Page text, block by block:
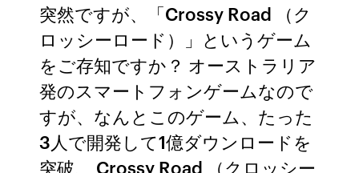
突然ですが、「Crossy Road （ク
ロッシーロード）」というゲーム
をご存知ですか？ オーストラリア
発のスマートフォンゲームなので
すが、なんとこのゲーム、たった
3人で開発して1億ダウンロードを
突破、 Crossy Road （クロッシー